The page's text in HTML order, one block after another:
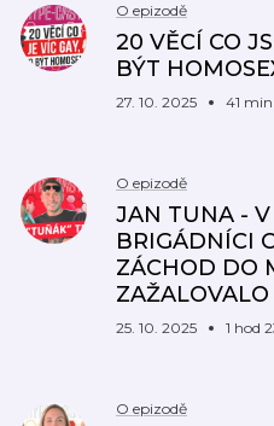
O epizodě
20 VĚCÍ CO
BÝT
27. 10. 2025 41 min
O epizodě
JAN TUNA -
BRIGÁDNÍCI
ZÁCHOD DO
25. 10. 2025 1 hod
O epizodě